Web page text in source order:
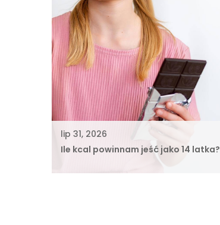
lip 31, 2026
Ile kcal powinnam jeść jako 14 latka?